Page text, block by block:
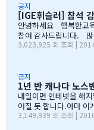
정말 대단합니다.발론
처음 왔을 떼 G4 영어
엉뚱한 짓을 할 때도 선
거라고 말씀해주시고아
크게 칭찬해주시고학년
공지
[IGE휘슬러] 참석
안녕하세요 행복한교
참여 감사드립니다. 많
빛내주셔서 감사드립
장님, 웨스트캐나다 보
CHOOL 부서에 김미정
무실에 김의정팀장님,
로 요번 행사를 진행해
까지 준비해주신 본부
3,023,925 회 조회 |
공지
1년 반 캐나다 노스
내일이면 인테넷을 해
어질 듯 합니다.아마 이
1년 반동안의 시간...저
3,149,939 회 조회 |